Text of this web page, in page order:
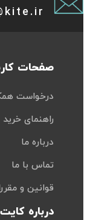
صفحات
درخواست
راهنمای خرید
درباره ما
تماس با ما
قوانین و مقررات
درباره کایت